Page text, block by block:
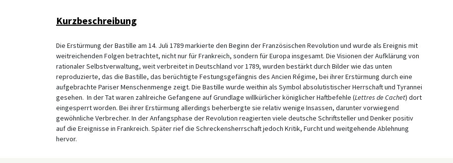
Kurzbeschreibung
Die Erstürmung der Bastille am 14. Juli 1789 markierte den Beginn der Französischen Revolution und wurde als Ereignis mit
weitreichenden Folgen betrachtet, nicht nur für Frankreich, sondern für Europa insgesamt. Die Visionen der Aufklärung von
rationaler Selbstverwaltung, weit verbreitet in Deutschland vor 1789, wurden bestärkt durch Bilder wie das unten
reproduzierte, das die Bastille, das berüchtigte Festungsgefängnis des Ancien Régime, bei ihrer Erstürmung durch eine
aufgebrachte Pariser Menschenmenge zeigt. Die Bastille wurde weithin als Symbol absolutistischer Herrschaft und Tyrannei
gesehen. In der Tat waren zahlreiche Gefangene auf Grundlage willkürlicher königlicher Haftbefehle (Lettres de Cachet) dort
eingesperrt worden. Bei ihrer Erstürmung allerdings beherbergte sie relativ wenige Insassen, darunter vorwiegend
gewöhnliche Verbrecher. In der Anfangsphase der Revolution reagierten viele deutsche Schriftsteller und Denker positiv
auf die Ereignisse in Frankreich. Später rief die Schreckensherrschaft jedoch Kritik, Furcht und weitgehende Ablehnung
hervor.